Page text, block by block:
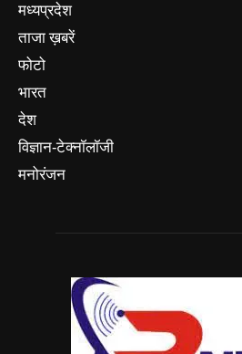
मध्यप्रदेश
ताजा ख़बरें
फोटो
भारत
देश
विज्ञान-टेक्नॉलॉजी
मनोरंजन